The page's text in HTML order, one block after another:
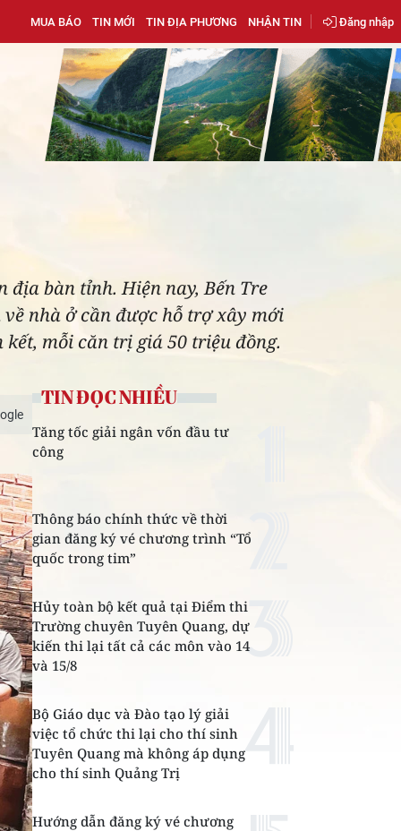
MUA BÁO TIN MỚI TIN ĐỊA PHƯƠNG NHẬN TIN Đăng nhập
địa bàn tỉnh. Hiện nay, Bến Tre
về nhà ở cần được hỗ trợ xây mới
mỗi căn trị giá 50 triệu đồng.
TIN ĐỌC NHIỀU
Tăng tốc giải ngân vốn đầu tư
công
Thông báo chính thức về thời
gian đăng ký vé chương trình “Tổ
quốc trong tim”
Hủy toàn bộ kết quả tại Điểm thi
Trường chuyên Tuyên Quang, dự
kiến thi lại tất cả các môn vào 14
và 15/8
Bộ Giáo dục và Đào tạo lý giải
việc tổ chức thi lại cho thí sinh
Tuyên Quang mà không áp dụng
cho thí sinh Quảng Trị
Hướng dẫn đăng ký vé chương